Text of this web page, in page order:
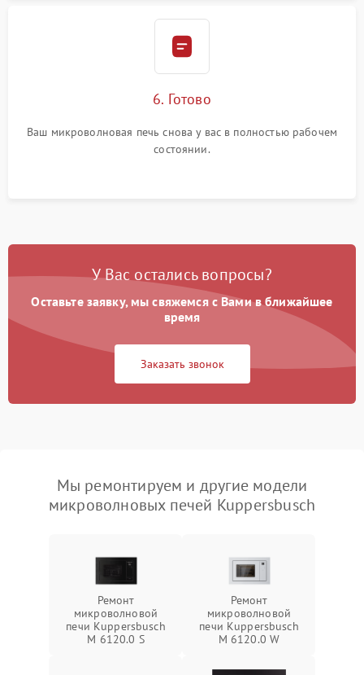
6. Готово
Ваш микроволновая печь снова у вас в полностью рабочем
состоянии.
У Вас остались вопросы?
Оставьте заявку, мы свяжемся с Вами в ближайшее
время
Заказать звонок
Мы ремонтируем и другие модели
микроволновых печей Kuppersbusch
Ремонт
микроволновой
печи Kuppersbusch
M 6120.0 S
Ремонт
микроволновой
печи Kuppersbusch
M 6120.0 W